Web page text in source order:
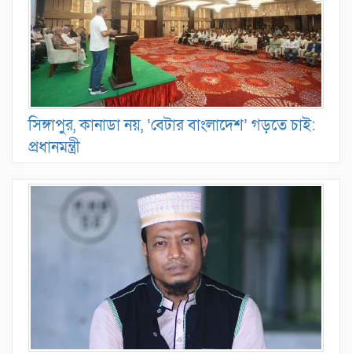
সিঙ্গাপুর, কানাডা নয়, ‘বেটার বাংলাদেশ’ গড়তে চাই:
প্রধানমন্ত্রী